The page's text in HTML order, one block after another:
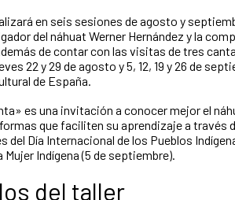
en seis sesiones de agosto y
del náhuat Werner Hernández y la
de contar con las visitas de tres
22 y 29 de agosto y 5, 12, 19 y 26 de
de España.
es una invitación a conocer mejor el
que faciliten su aprendizaje a través
del Día Internacional de los Pueblos
Indígena (5 de septiembre).
del taller